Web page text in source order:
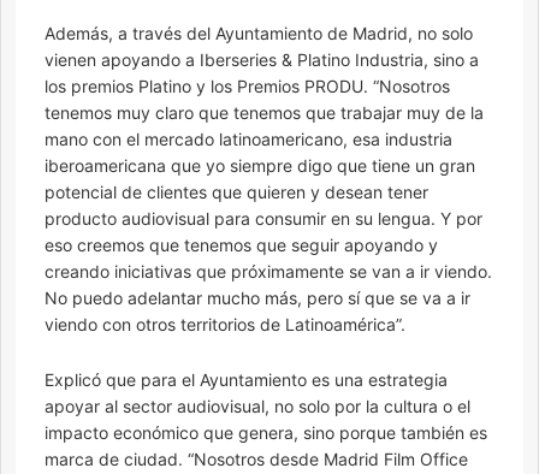
Además, a través del Ayuntamiento de Madrid, no solo
vienen apoyando a Iberseries & Platino Industria, sino a
los premios Platino y los Premios PRODU. “Nosotros
tenemos muy claro que tenemos que trabajar muy de la
mano con el mercado latinoamericano, esa industria
iberoamericana que yo siempre digo que tiene un gran
potencial de clientes que quieren y desean tener
producto audiovisual para consumir en su lengua. Y por
eso creemos que tenemos que seguir apoyando y
creando iniciativas que próximamente se van a ir viendo.
No puedo adelantar mucho más, pero sí que se va a ir
viendo con otros territorios de Latinoamérica”.
Explicó que para el Ayuntamiento es una estrategia
apoyar al sector audiovisual, no solo por la cultura o el
impacto económico que genera, sino porque también es
marca de ciudad. “Nosotros desde Madrid Film Office